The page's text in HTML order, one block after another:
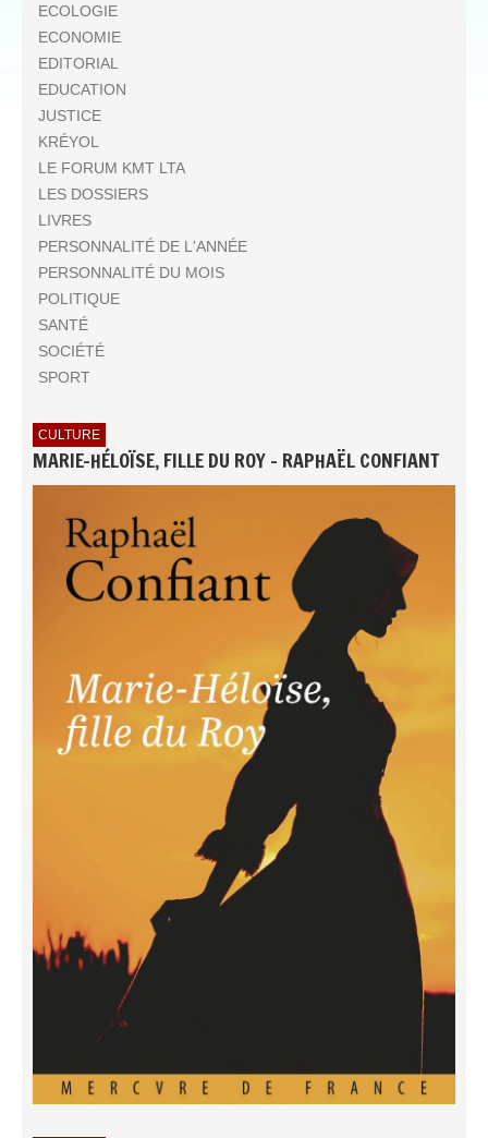
ECOLOGIE
ECONOMIE
EDITORIAL
EDUCATION
JUSTICE
KRÉYOL
LE FORUM KMT LTA
LES DOSSIERS
LIVRES
PERSONNALITÉ DE L'ANNÉE
PERSONNALITÉ DU MOIS
POLITIQUE
SANTÉ
SOCIÉTÉ
SPORT
CULTURE
MARIE-HÉLOÏSE, FILLE DU ROY - RAPHAËL CONFIANT